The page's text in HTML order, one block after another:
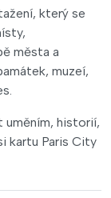
který se
města a
muzeí,
historií,
kartu Paris City